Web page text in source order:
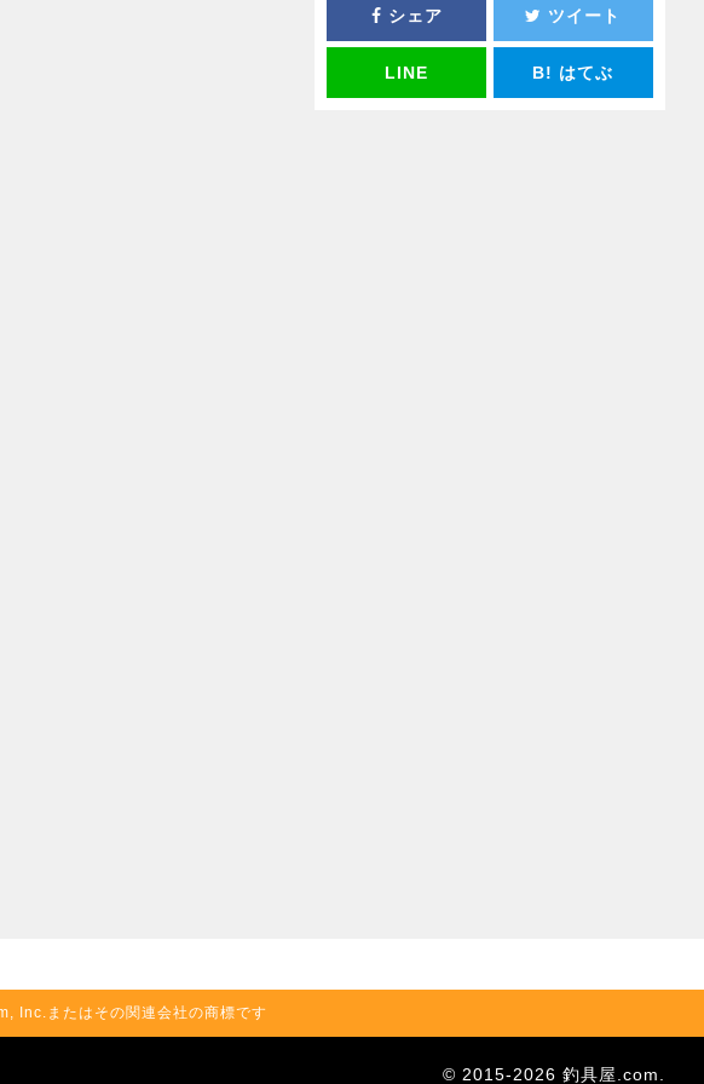
シェア ツイート
LINE B! はてぶ
Inc.またはその関連会社の商標です
© 2015-2026 釣具屋.com.